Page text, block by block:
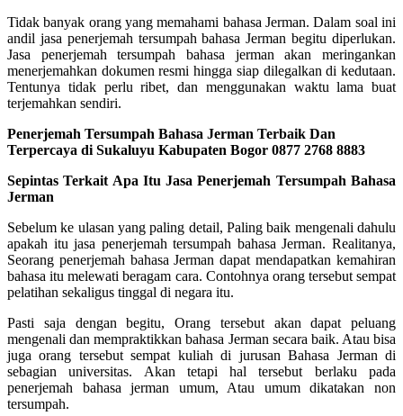
Tidak banyak orang yang memahami bahasa Jerman. Dalam soal ini
andil jasa penerjemah tersumpah bahasa Jerman begitu diperlukan.
Jasa penerjemah tersumpah bahasa jerman akan meringankan
menerjemahkan dokumen resmi hingga siap dilegalkan di kedutaan.
Tentunya tidak perlu ribet, dan menggunakan waktu lama buat
terjemahkan sendiri.
Penerjemah Tersumpah Bahasa Jerman Terbaik Dan
Terpercaya di Sukaluyu Kabupaten Bogor 0877 2768 8883
Sepintas Terkait Apa Itu Jasa Penerjemah Tersumpah Bahasa
Jerman
Sebelum ke ulasan yang paling detail, Paling baik mengenali dahulu
apakah itu jasa penerjemah tersumpah bahasa Jerman. Realitanya,
Seorang penerjemah bahasa Jerman dapat mendapatkan kemahiran
bahasa itu melewati beragam cara. Contohnya orang tersebut sempat
pelatihan sekaligus tinggal di negara itu.
Pasti saja dengan begitu, Orang tersebut akan dapat peluang
mengenali dan mempraktikkan bahasa Jerman secara baik. Atau bisa
juga orang tersebut sempat kuliah di jurusan Bahasa Jerman di
sebagian universitas. Akan tetapi hal tersebut berlaku pada
penerjemah bahasa jerman umum, Atau umum dikatakan non
tersumpah.